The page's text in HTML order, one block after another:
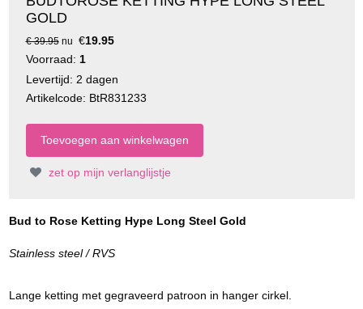
GOLD
€ 39.95nu €19.95
Voorraad: 1
Levertijd: 2 dagen
Artikelcode: BtR831233
zet op mijn verlanglijstje
Bud to Rose Ketting Hype Long Steel Gold
Stainless steel / RVS
Lange ketting met gegraveerd patroon in hanger cirkel.